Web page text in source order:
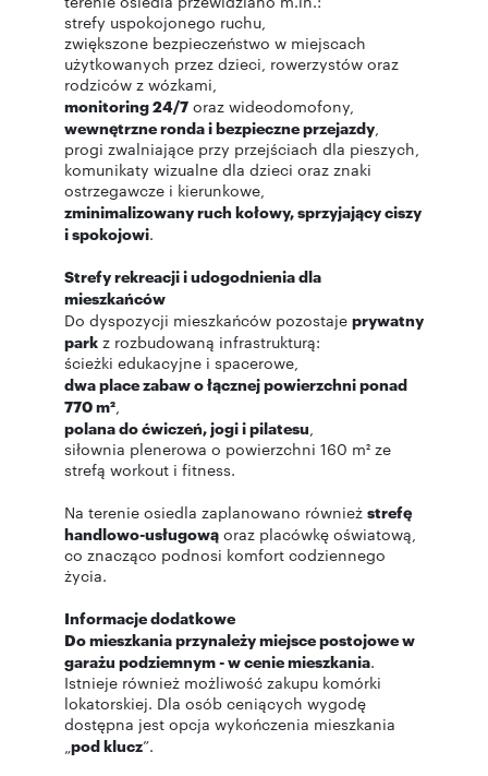
strefy uspokojonego ruchu,
zwiększone bezpieczeństwo w miejscach
użytkowanych przez dzieci, rowerzystów oraz
rodziców z wózkami,
monitoring 24/7 oraz wideodomofony,
wewnętrzne ronda i bezpieczne przejazdy,
progi zwalniające przy przejściach dla pieszych,
komunikaty wizualne dla dzieci oraz znaki
ostrzegawcze i kierunkowe,
zminimalizowany ruch kołowy, sprzyjający ciszy
i spokojowi.
Strefy rekreacji i udogodnienia dla
mieszkańców
Do dyspozycji mieszkańców pozostaje prywatny
park z rozbudowaną infrastrukturą:
ścieżki edukacyjne i spacerowe,
dwa place zabaw o łącznej powierzchni ponad
770 m²,
polana do ćwiczeń, jogi i pilatesu,
siłownia plenerowa o powierzchni 160 m² ze
strefą workout i fitness.
Na terenie osiedla zaplanowano również strefę
handlowo-usługową oraz placówkę oświatową,
co znacząco podnosi komfort codziennego
życia.
Informacje dodatkowe
Do mieszkania przynależy miejsce postojowe w
garażu podziemnym - w cenie mieszkania.
Istnieje również możliwość zakupu komórki
lokatorskiej. Dla osób ceniących wygodę
dostępna jest opcja wykończenia mieszkania
„pod klucz”.